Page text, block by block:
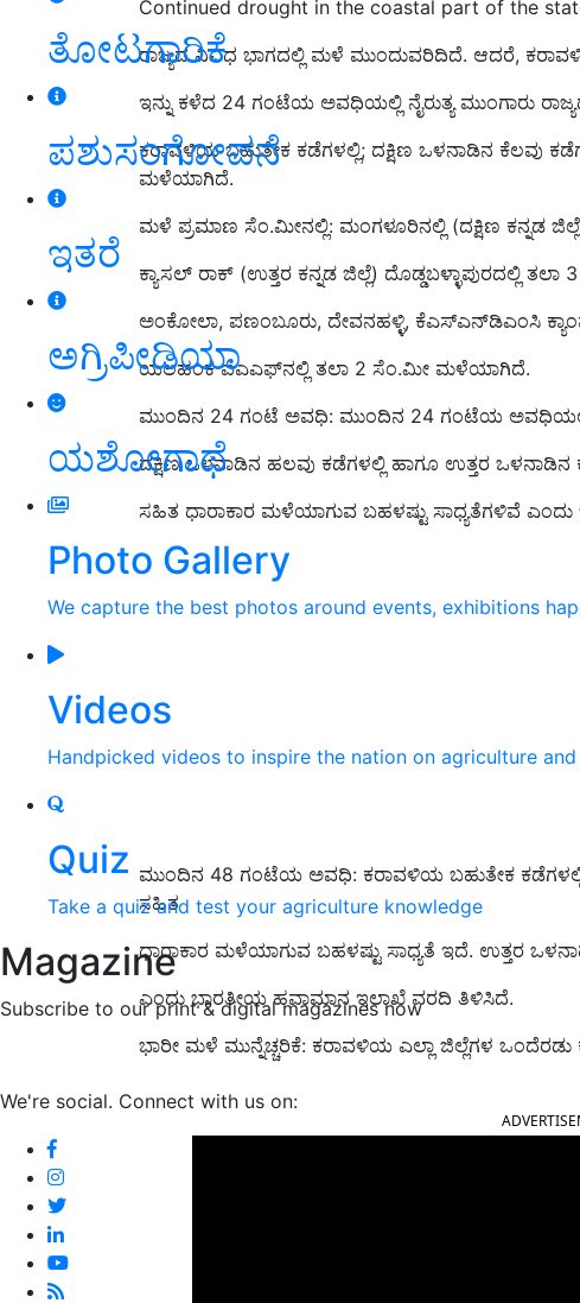
ತೋಟಗಾರಿಕೆ
ಪಶುಸಂಗೋಪನೆ
ಇತರೆ
ಅಗ್ರಿಪೀಡಿಯಾ
ಯಶೋಗಾಥೆ
Photo Gallery
We capture the best photos around events, exhibitions
Videos
Handpicked videos to inspire the nation on agriculture
Quiz
Take a quiz and test your agriculture knowledge
Magazine
Subscribe to our print & digital magazines now
We're social. Connect with us on:
Continued drought in the coastal part of the
ರಾಜ್ಯದ ವಿವಿಧ ಭಾಗದಲ್ಲಿ ಮಳೆ ಮುಂದುವರಿದಿದೆ. ಆದರೆ,
ಇನ್ನು ಕಳೆದ 24 ಗಂಟೆಯ ಅವಧಿಯಲ್ಲಿ ನೈರುತ್ಯ ಮುಂಗಾರು
ಕರಾವಳಿಯ ಬಹುತೇಕ ಕಡೆಗಳಲ್ಲಿ; ದಕ್ಷಿಣ ಒಳನಾಡಿನ ಕೆಲವು
ಮಳೆಯಾಗಿದೆ.
ಮಳೆ ಪ್ರಮಾಣ ಸೆಂ.ಮೀನಲ್ಲಿ: ಮಂಗಳೂರಿನಲ್ಲಿ (ದಕ್ಷಿಣ ಕನ್ನಡ
ಕ್ಯಾಸಲ್‌ ರಾಕ್‌ (ಉತ್ತರ ಕನ್ನಡ ಜಿಲ್ಲೆ) ದೊಡ್ಡಬಳ್ಳಾಪುರದಲ್ಲಿ
ಅಂಕೋಲಾ, ಪಣಂಬೂರು, ದೇವನಹಳ್ಳಿ, ಕೆಎಸ್‌ಎನ್‌ಡಿಎಂಸಿ
ಯಲಹಂಕ ಐಎಎಫ್‌ನಲ್ಲಿ ತಲಾ 2 ಸೆಂ.ಮೀ ಮಳೆಯಾಗಿದೆ.
ಮುಂದಿನ 24 ಗಂಟೆ ಅವಧಿ: ಮುಂದಿನ 24 ಗಂಟೆಯ ಅವಧಿಯಲ್ಲಿ
ದಕ್ಷಿಣ ಒಳನಾಡಿನ ಹಲವು ಕಡೆಗಳಲ್ಲಿ ಹಾಗೂ ಉತ್ತರ ಒಳನಾಡಿನ
ಸಹಿತ ಧಾರಾಕಾರ ಮಳೆಯಾಗುವ ಬಹಳಷ್ಟು ಸಾಧ್ಯತೆಗಳಿವೆ
ಮುಂದಿನ 48 ಗಂಟೆಯ ಅವಧಿ: ಕರಾವಳಿಯ ಬಹುತೇಕ ಕಡೆಗಳಲ್ಲಿ
ಸಹಿತ
ಧಾರಾಕಾರ ಮಳೆಯಾಗುವ ಬಹಳಷ್ಟು ಸಾಧ್ಯತೆ ಇದೆ. ಉತ್ತರ
ಎಂದು ಭಾರತೀಯ ಹವಾಮಾನ ಇಲಾಖೆ ವರದಿ ತಿಳಿಸಿದೆ.
ಭಾರೀ ಮಳೆ ಮುನ್ನೆಚ್ಚರಿಕೆ: ಕರಾವಳಿಯ ಎಲ್ಲಾ ಜಿಲ್ಲೆಗಳ